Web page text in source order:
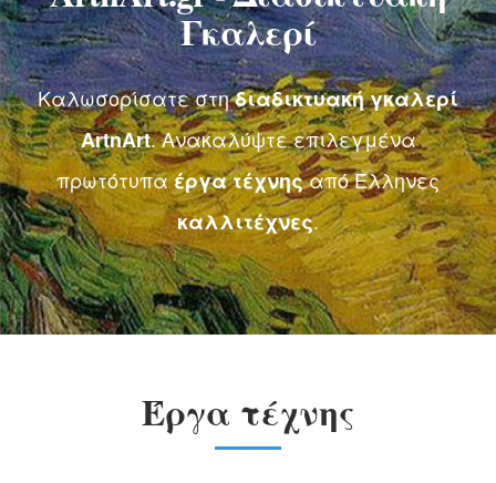
Ζωγραφική
Γλυπτά / Ξυλόγλυπτα
Χαρακτική
Αγιογραφίες
Κεραμική
ΚΑΛΛΙΤΈΧΝΕΣ
ΚΑΤΑΧΏΡΗΣΗ
Γκαλερί
Καλωσορίσατε στηδιαδικτυακή γκαλερί
ArtnArt. Ανακαλύψτε επιλεγμένα
πρωτότυπαέργα τέχνηςαπό Έλληνες
καλλιτέχνες.
Έργα τέχνης